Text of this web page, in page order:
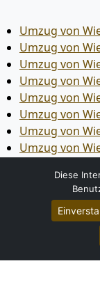
Umzug von
Umzug von
Umzug von
Umzug von
Umzug von
Umzug von
Umzug von
Umzug von
Umzug von
Umzug von
Umzug von
Umzug von
Umzug von
Umzug von
Diese